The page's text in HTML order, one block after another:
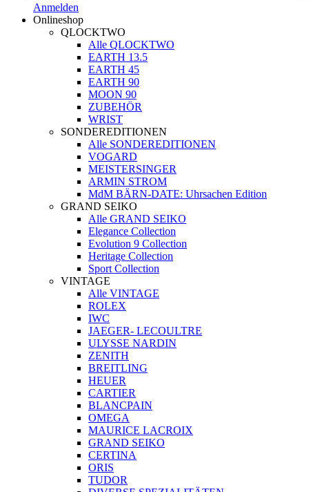
Anmelden
Onlineshop
QLOCKTWO
Alle QLOCKTWO
EARTH 13.5
EARTH 45
EARTH 90
MOON 90
ZUBEHÖR
WRIST
SONDEREDITIONEN
Alle SONDEREDITIONEN
VOGARD
MEISTERSINGER
ARMIN STROM
MdM BÄRN-DATE: Uhrsachen Edition
GRAND SEIKO
Alle GRAND SEIKO
Elegance Collection
Evolution 9 Collection
Heritage Collection
Sport Collection
VINTAGE
Alle VINTAGE
ROLEX
IWC
JAEGER- LECOULTRE
ULYSSE NARDIN
ZENITH
BREITLING
HEUER
CARTIER
BLANCPAIN
OMEGA
MAURICE LACROIX
GRAND SEIKO
CERTINA
ORIS
TUDOR